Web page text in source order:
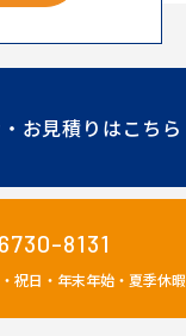
お見積りはこちら
8131
祝日・年末年始・夏季休